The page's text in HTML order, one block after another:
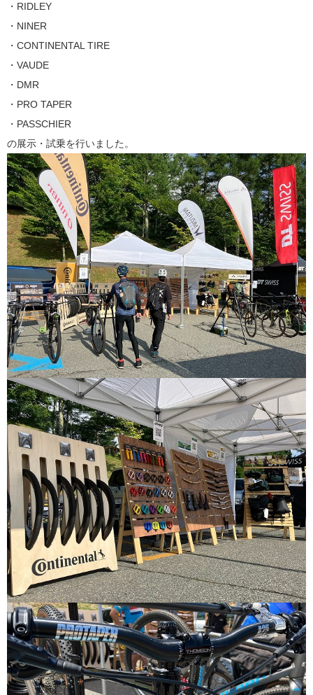
・RIDLEY
・NINER
・CONTINENTAL TIRE
・VAUDE
・DMR
・PRO TAPER
・PASSCHIER
の展示・試乗を行いました。